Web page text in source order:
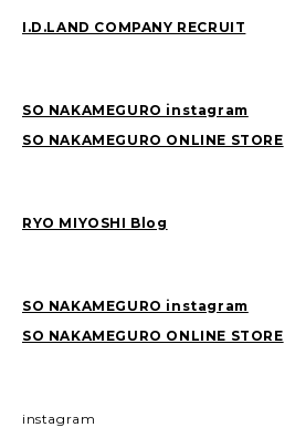
I.D.LAND COMPANY RECRUIT
SO NAKAMEGURO instagram
SO NAKAMEGURO ONLINE STORE
RYO MIYOSHI Blog
SO NAKAMEGURO instagram
SO NAKAMEGURO ONLINE STORE
instagram